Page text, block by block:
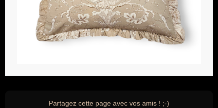
Partagez cette page avec vos amis ! ;-)